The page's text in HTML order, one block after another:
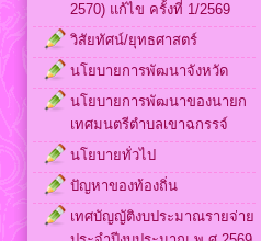
2570) แก้ไข ครั้งที่ 1/2569
วิสัยทัศน์/ยุทธศาสตร์
นโยบายการพัฒนาจังหวัด
นโยบายการพัฒนาของนายก
เทศมนตรีตำบลเขาฉกรรจ์
นโยบายทั่วไป
ปัญหาของท้องถิ่น
เทศบัญญัติงบประมาณรายจ่าย